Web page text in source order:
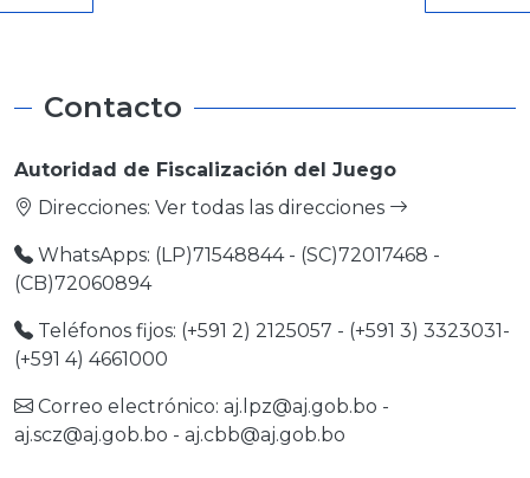
Contacto
Autoridad de Fiscalización del Juego
Direcciones: Ver todas las direcciones
WhatsApps: (LP)71548844 - (SC)72017468 -
(CB)72060894
Teléfonos fijos: (+591 2) 2125057 - (+591 3) 3323031-
(+591 4) 4661000
Correo electrónico: aj.lpz@aj.gob.bo -
aj.scz@aj.gob.bo - aj.cbb@aj.gob.bo